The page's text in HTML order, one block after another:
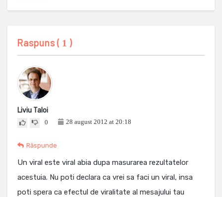
Raspuns ( 1 )
Liviu Taloi
0 28 august 2012 at 20:18
Răspunde
Un viral este viral abia dupa masurarea rezultatelor
acestuia. Nu poti declara ca vrei sa faci un viral, insa
poti spera ca efectul de viralitate al mesajului tau